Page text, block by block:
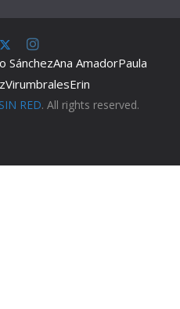
SánchezAna AmadorPaula
VirumbralesErin
RED. All rights reserved.